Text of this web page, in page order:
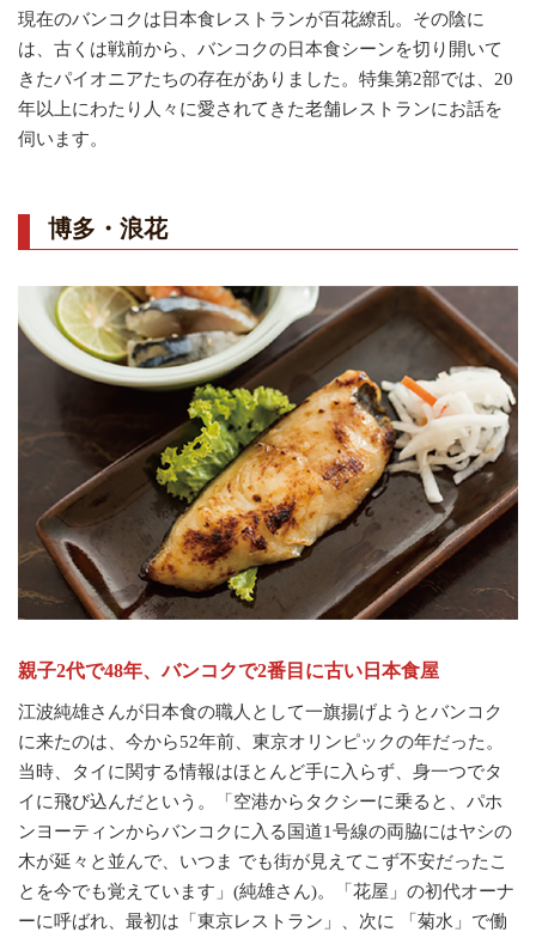
現在のバンコクは日本食レストランが百花繚乱。その陰に
は、古くは戦前から、バンコクの日本食シーンを切り開いて
きたパイオニアたちの存在がありました。特集第2部では、20
年以上にわたり人々に愛されてきた老舗レストランにお話を
伺います。
博多・浪花
親子2代で48年、バンコクで2番目に古い日本食屋
江波純雄さんが日本食の職人として一旗揚げようとバンコク
に来たのは、今から52年前、東京オリンピックの年だった。
当時、タイに関する情報はほとんど手に入らず、身一つでタ
イに飛び込んだという。「空港からタクシーに乗ると、パホ
ンヨーティンからバンコクに入る国道1号線の両脇にはヤシの
木が延々と並んで、いつま でも街が見えてこず不安だったこ
とを今でも覚えています」(純雄さん)。「花屋」の初代オーナ
ーに呼ばれ、最初は「東京レストラン」、次に 「菊水」で働